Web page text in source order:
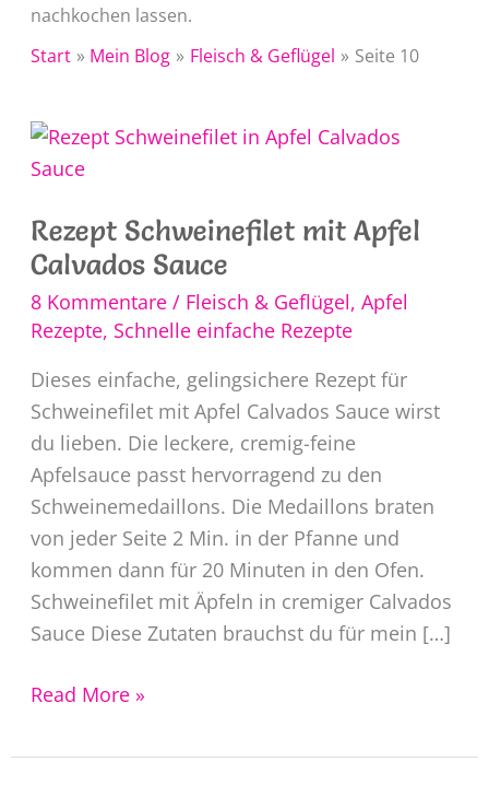
nachkochen lassen.
Start
Mein Blog Fleisch & Geflügel Seite 10
Rezept Schweinefilet mit Apfel
Calvados Sauce
8 Kommentare / Fleisch & Geflügel, Apfel
Rezepte, Schnelle einfache Rezepte
Dieses einfache, gelingsichere Rezept für
Schweinefilet mit Apfel Calvados Sauce wirst
du lieben. Die leckere, cremig-feine
Apfelsauce passt hervorragend zu den
Schweinemedaillons. Die Medaillons braten
von jeder Seite 2 Min. in der Pfanne und
kommen dann für 20 Minuten in den Ofen.
Schweinefilet mit Äpfeln in cremiger Calvados
Sauce Diese Zutaten brauchst du für mein […]
Rezept
mit
Read More »